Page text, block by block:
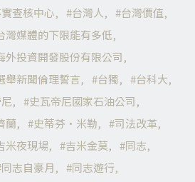
查核中心 台灣人
台灣價值
灣媒體的下限能有多低
外投資開發股份有限公司
舉新聞倫理誓言 台獨
台科大
史瓦帝尼國家石油公司
蘭 史蒂芬·米勒
司法改革
米夜現場 吉米金莫
同志
同志自豪月 同志遊行